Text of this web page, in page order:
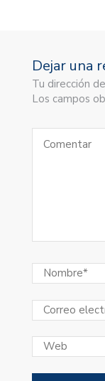
Dejar una
Tu dirección
Los campos